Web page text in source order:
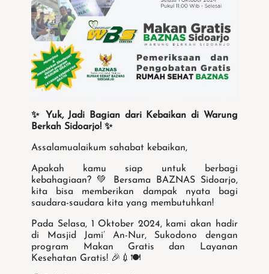
✨ Yuk, Jadi Bagian dari Kebaikan di Warung
Berkah Sidoarjo! ✨
Assalamualaikum sahabat kebaikan,
Apakah kamu siap untuk berbagi
kebahagiaan? 💚 Bersama BAZNAS Sidoarjo,
kita bisa memberikan dampak nyata bagi
saudara-saudara kita yang membutuhkan!
Pada Selasa, 1 Oktober 2024, kami akan hadir
di Masjid Jami’ An-Nur, Sukodono dengan
program Makan Gratis dan Layanan
Kesehatan Gratis! 🎉💉🍽️